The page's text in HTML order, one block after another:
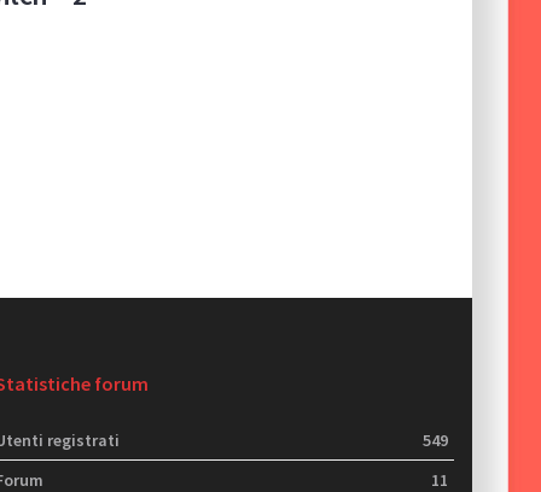
forum
registrati
549
11